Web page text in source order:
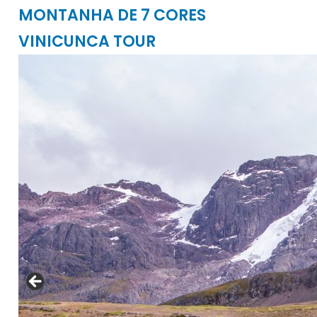
Para grupos maiores de 4 pessoas, favor
entrar em contato conosco por um
preço especial.
MONTANHA DE 7 CORES
VINICUNCA TOUR